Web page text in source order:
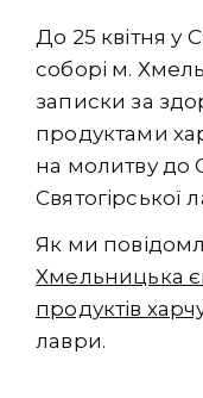
До 25 квітня у
соборі м.
записки за
продуктами
на молитву до
Святогірської
Як ми
Хмельницька
продуктів
лаври.